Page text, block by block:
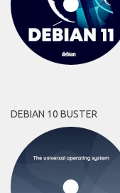
DEBIAN 10 BUSTER